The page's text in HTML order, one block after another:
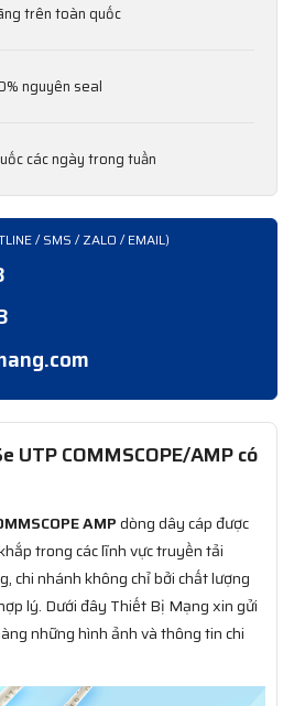
trên toàn quốc
nguyên seal
các ngày trong tuần
/ SMS / ZALO / EMAIL)
UTP COMMSCOPE/AMP có
AMPdòng dây cáp được
trong các lĩnh vực truyền tải
chi nhánh không chỉ bởi chất lượng
lý. Dưới đây Thiết Bị Mạng xin gửi
những hình ảnh và thông tin chi